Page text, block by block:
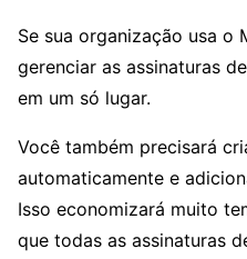
Se sua organização usa o
gerenciar as assinaturas
em um só lugar.
Você também precisará
automaticamente e
Isso economizará muito
que todas as assinaturas